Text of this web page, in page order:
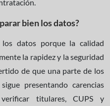
bien los datos?
datos porque la calidad
la rapidez y la seguridad
de que una parte de los
presentando carencias
titulares, CUPS y